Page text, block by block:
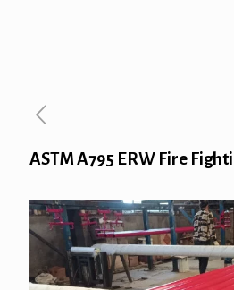
ASTM A795 ERW Fire